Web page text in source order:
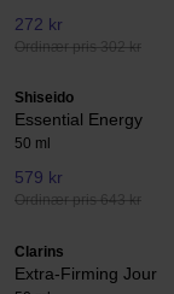
272 kr
Ordinær pris 302 kr
Shiseido
Essential Energy
50 ml
579 kr
Ordinær pris 643 kr
Clarins
Extra-Firming Jour